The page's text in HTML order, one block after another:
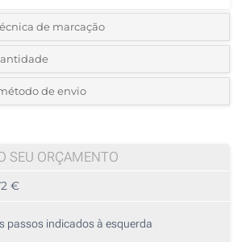
de marcação
e as cores do logotipo:
de envio
SEU ORÇAMENTO
€
passos indicados à esquerda